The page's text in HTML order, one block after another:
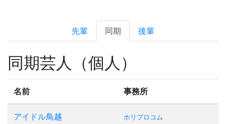
先輩 同期 後輩
同期芸人（個人）
名前 事務所
アイドル鳥越 ホリプロコム